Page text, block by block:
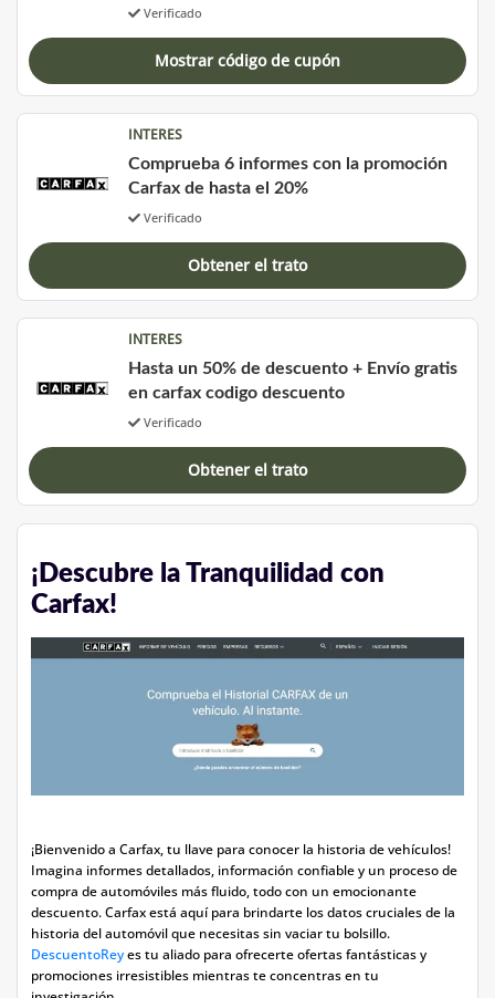
Verificado
Mostrar código de cupón
INTERES
Comprueba 6 informes con la promoción
Carfax de hasta el 20%
Verificado
Obtener el trato
INTERES
Hasta un 50% de descuento + Envío gratis
en carfax codigo descuento
Verificado
Obtener el trato
¡Descubre la Tranquilidad con
Carfax!
¡Bienvenido a Carfax, tu llave para conocer la historia de vehículos!
Imagina informes detallados, información confiable y un proceso de
compra de automóviles más fluido, todo con un emocionante
descuento. Carfax está aquí para brindarte los datos cruciales de la
historia del automóvil que necesitas sin vaciar tu bolsillo.
DescuentoReyes tu aliado para ofrecerte ofertas fantásticas y
promociones irresistibles mientras te concentras en tu